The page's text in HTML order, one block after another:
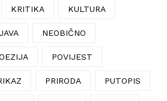
KRITIKA KULTURA
NEOBIČNO
POVIJEST
PRIRODA PUTOPIS